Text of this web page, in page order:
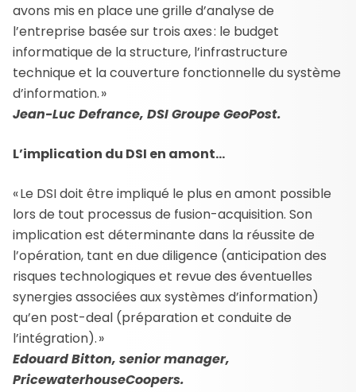
avons mis en place une grille d’analyse de
l’entreprise basée sur trois axes : le budget
informatique de la structure, l’infrastructure
technique et la couverture fonctionnelle du système
d’information. »
Jean-Luc Defrance, DSI Groupe GeoPost.
L’implication du DSI en amont…
« Le DSI doit être impliqué le plus en amont possible
lors de tout processus de fusion-acquisition. Son
implication est déterminante dans la réussite de
l’opération, tant en due diligence (anticipation des
risques technologiques et revue des éventuelles
synergies associées aux systèmes d’information)
qu’en post-deal (préparation et conduite de
l’intégration). »
Edouard Bitton, senior manager,
PricewaterhouseCoopers.